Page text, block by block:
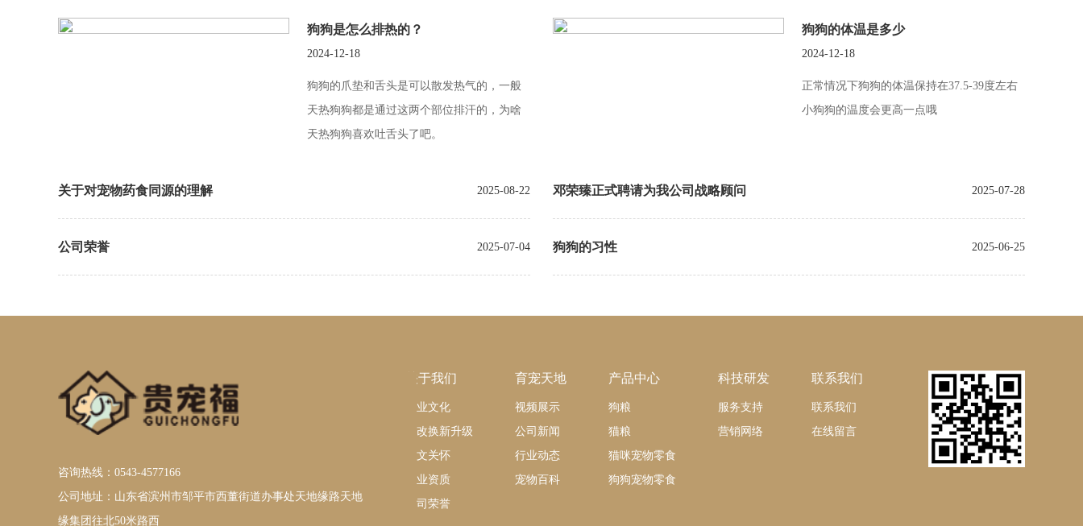
狗狗是怎么排热的？
2024-12-18
狗狗的爪垫和舌头是可以散发热气的，一般
天热狗狗都是通过这两个部位排汗的，为啥
天热狗狗喜欢吐舌头了吧。
狗狗的体温是多少
2024-12-18
正常情况下狗狗的体温保持在37.5-39度左右
小狗狗的温度会更高一点哦
关于对宠物药食同源的理解 2025-08-22 邓荣臻正式聘请为我公司战略顾问 2025-07-28
公司荣誉 2025-07-04 狗狗的习性 2025-06-25
咨询热线：0543-4577166
公司地址：山东省滨州市邹平市西董街道办事处天地缘路天地
缘集团往北50米路西
关于我们
企业文化
技改换新升级
人文关怀
企业资质
公司荣誉
育宠天地
视频展示
公司新闻
行业动态
宠物百科
产品中心
狗粮
猫粮
猫咪宠物零食
狗狗宠物零食
科技研发
服务支持
营销网络
联系我们
联系我们
在线留言